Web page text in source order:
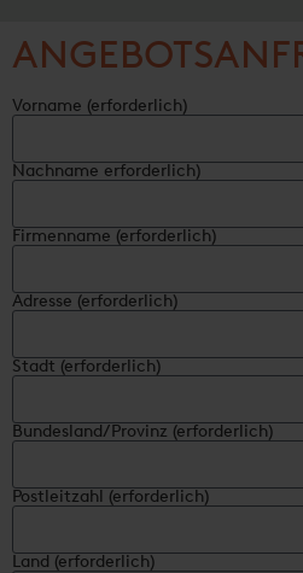
Vorname (erforderlich)
Nachname erforderlich)
Firmenname (erforderlich)
Adresse (erforderlich)
Stadt (erforderlich)
Bundesland/Provinz (erforderlich)
Postleitzahl (erforderlich)
Land (erforderlich)